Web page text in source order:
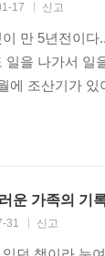
17 신고
만 5년전이
을 나가서
에 조산기가
운 가족의 기
31 신고